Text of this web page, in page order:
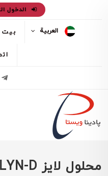
الدخول
العربية بيت
محلول لایز LYN-D